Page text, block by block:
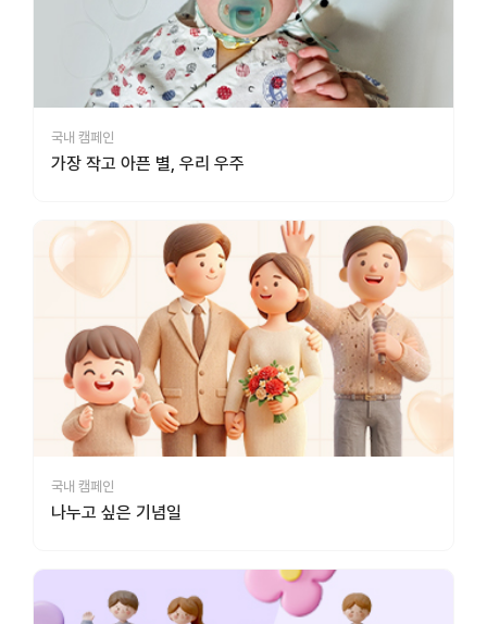
국내 캠페인
가장 작고 아픈 별, 우리 우주
국내 캠페인
나누고 싶은 기념일